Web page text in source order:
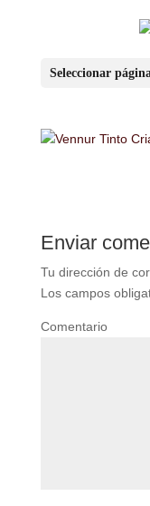
Seleccionar
porBzaSa|Ene
Enviar
Tu dirección de
Los campos
Comentario